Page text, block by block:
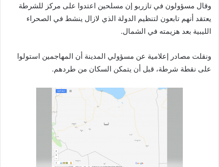
وقال مسؤولون في تازربو إن مسلحين اعتدوا على مركز للشرطة
يعتقد أنهم تابعون لتنظيم الدولة الذي لازال ينشط في الصحراء
الليبية بعد هزيمته في الشمال.
ونقلت مصادر إعلامية عن مسؤولي المدينة أن المهاجمين استولوا
على نقطة شرطة، قبل أن يتمكن السكان من طردهم.